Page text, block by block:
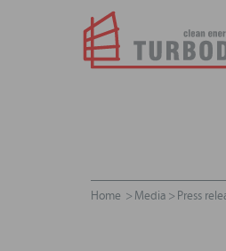
Home Media Press